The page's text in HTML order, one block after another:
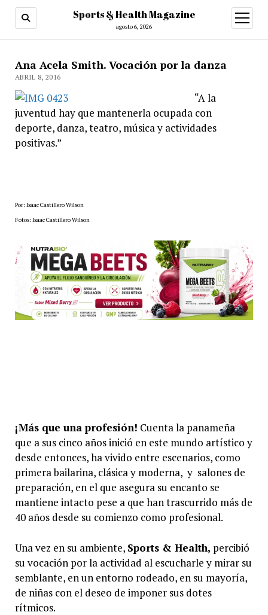
Sports & Health Magazine
agosto 6, 2026
abrir
menú
Ana Acela Smith. Vocación por la danza
ABRIL 8, 2016
“A la
juventud hay que mantenerla ocupada con
deporte, danza, teatro, música y actividades
positivas.”
Por: Isaac Castillero Wilson
Fotos: Isaac Castillero Wilson
¡Más que una profesión! Cuenta la panameña
que a sus cinco años inició en este mundo artístico y
desde entonces, ha vivido entre escenarios, como
primera bailarina, clásica y moderna, y salones de
preparación, en el que asegura su encanto se
mantiene intacto pese a que han trascurrido más de
40 años desde su comienzo como profesional.
Una vez en su ambiente, Sports & Health, percibió
su vocación por la actividad al escucharle y mirar su
semblante, en un entorno rodeado, en su mayoría,
de niñas con el deseo de imponer sus dotes
rítmicos.